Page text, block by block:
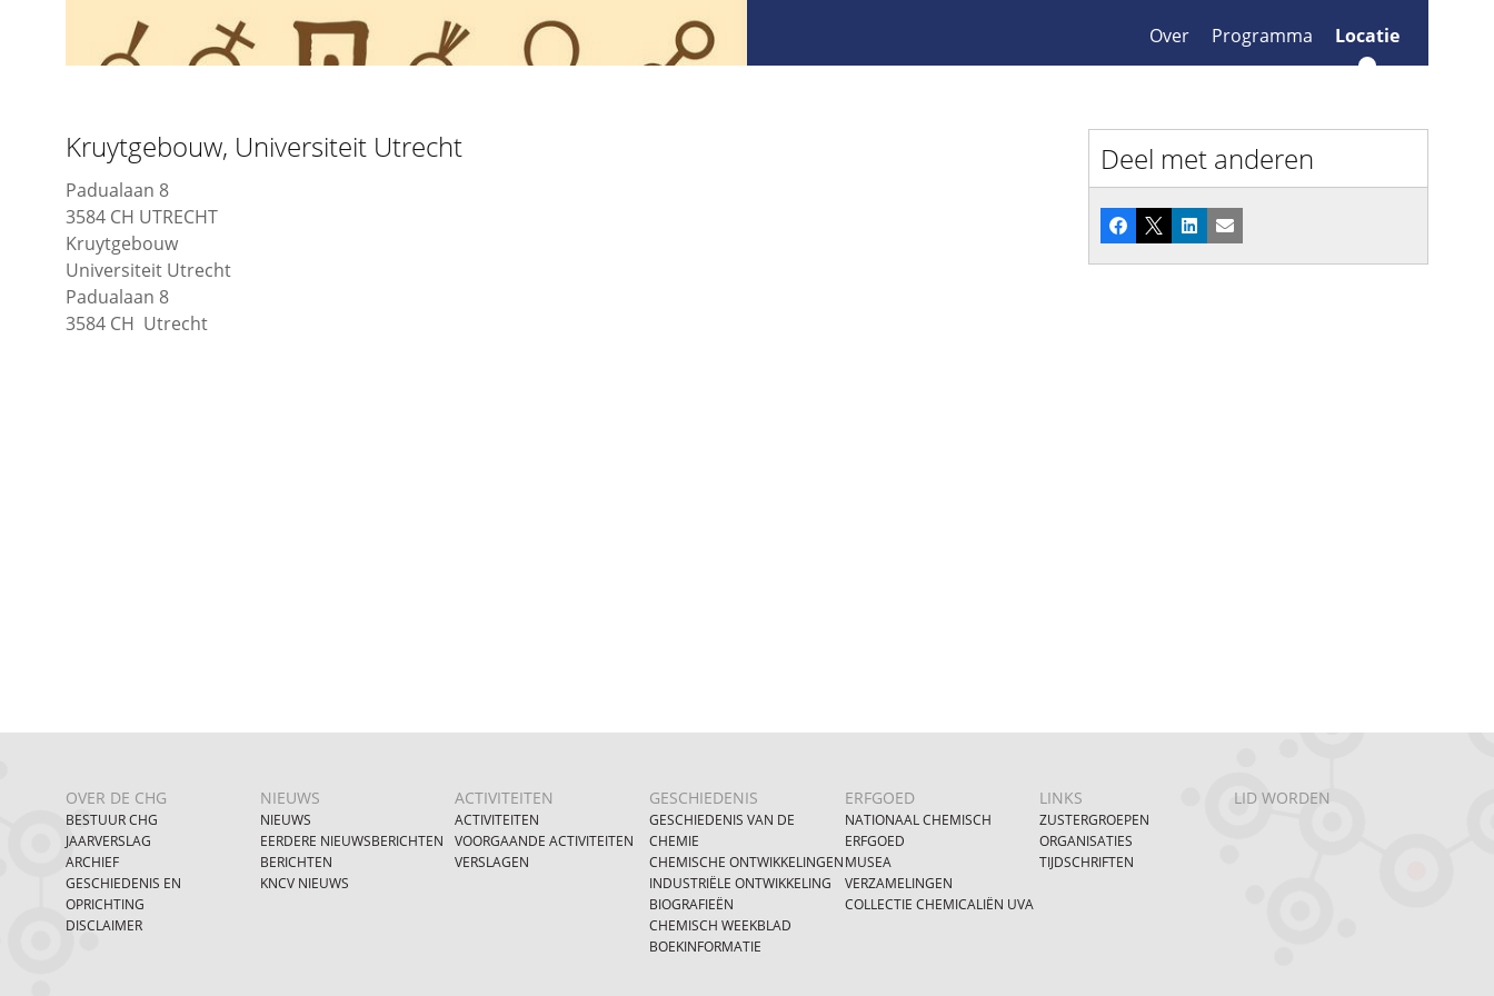
Over Programma Locatie
Kruytgebouw, Universiteit Utrecht
Padualaan 8
3584 CH UTRECHT
Kruytgebouw
Universiteit Utrecht
Padualaan 8
3584 CH Utrecht
Deel met anderen
Facebook
X LinkedInE-mail
OVER DE CHG
BESTUUR CHG
JAARVERSLAG
ARCHIEF
GESCHIEDENIS EN
OPRICHTING
DISCLAIMER
NIEUWS
NIEUWS
EERDERE NIEUWSBERICHTEN
BERICHTEN
KNCV NIEUWS
ACTIVITEITEN
ACTIVITEITEN
VOORGAANDE ACTIVITEITEN
VERSLAGEN
GESCHIEDENIS
GESCHIEDENIS VAN DE
CHEMIE
CHEMISCHE ONTWIKKELINGEN
INDUSTRIËLE ONTWIKKELING
BIOGRAFIEËN
CHEMISCH WEEKBLAD
BOEKINFORMATIE
ERFGOED
NATIONAAL CHEMISCH
ERFGOED
MUSEA
VERZAMELINGEN
COLLECTIE CHEMICALIËN UVA
LINKS
ZUSTERGROEPEN
ORGANISATIES
TIJDSCHRIFTEN
LID WORDEN